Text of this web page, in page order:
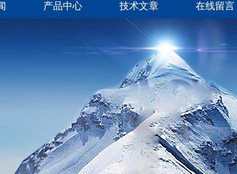
产品中心 技术文章 在线留言